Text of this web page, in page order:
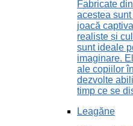
Fabricate
acestea
joacă
realiste și
sunt ideale
imaginare.
ale copiilor
dezvolte
timp ce se
Leagăne